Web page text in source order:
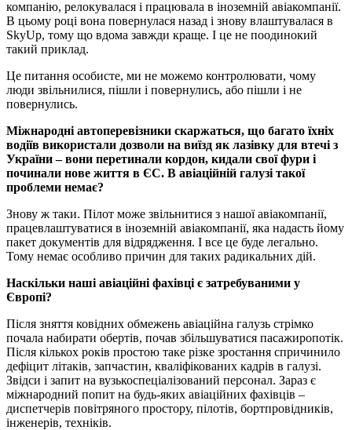
компанію, релокувалася і працювала в іноземній авіакомпанії.
В цьому році вона повернулася назад і знову влаштувалася в
SkyUp, тому що вдома завжди краще. І це не поодинокий
такий приклад.
Це питання особисте, ми не можемо контролювати, чому
люди звільнилися, пішли і повернулись, або пішли і не
повернулись.
Міжнародні автоперевізники скаржаться, що багато їхніх
водіїв використали дозволи на виїзд як лазівку для втечі з
України – вони перетинали кордон, кидали свої фури і
починали нове життя в ЄС. В авіаційній галузі такої
проблеми немає?
Знову ж таки. Пілот може звільнитися з нашої авіакомпанії,
працевлаштуватися в іноземній авіакомпанії, яка надасть йому
пакет документів для відрядження. І все це буде легально.
Тому немає особливо причин для таких радикальних дій.
Наскільки наші авіаційні фахівці є затребуваними у
Європі?
Після зняття ковідних обмежень авіаційна галузь стрімко
почала набирати обертів, почав збільшуватися пасажиропотік.
Після кількох років простою таке різке зростання спричинило
дефіцит літаків, запчастин, кваліфікованих кадрів в галузі.
Звідси і запит на вузькоспеціалізований персонал. Зараз є
міжнародний попит на будь-яких авіаційних фахівців –
диспетчерів повітряного простору, пілотів, бортпровідників,
інженерів, техніків.